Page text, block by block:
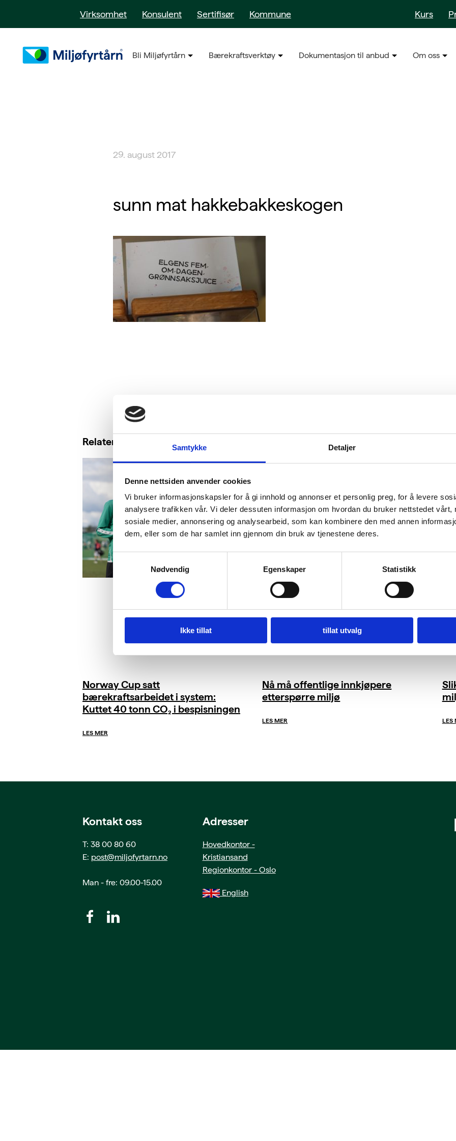
Samtykke Detaljer
Denne nettsiden anvender cookies
Vi bruker informasjonskapsler for å gi innhold og annonser et personlig preg, for å levere
analysere trafikken vår. Vi deler dessuten informasjon om hvordan du bruker nettstedet vårt,
sosiale medier, annonsering og analysearbeid, som kan kombinere den med annen
dem, eller som de har samlet inn gjennom din bruk av tjenestene deres.
Samtykkevalg
Nødvendig
Egenskaper Statistikk
Ikke tillat tillat utvalg
Virksomhet Konsulent Sertifisør Kommune Kurs
Bli Miljøfyrtårn Bærekraftsverktøy Dokumentasjon til anbud Om oss
29. august 2017
sunn mat hakkebakkeskogen
Relaterte saker
Norway Cup satt
bærekraftsarbeidet i system:
Kuttet 40 tonn CO₂ i bespisningen
LES MER
Nå må offentlige innkjøpere
etterspørre miljø
LES MER LES
Kontakt oss
T: 38 00 80 60
E: post@miljofyrtarn.no
Man - fre: 09.00-15.00
Adresser
Hovedkontor -
Kristiansand
Regionkontor - Oslo
English